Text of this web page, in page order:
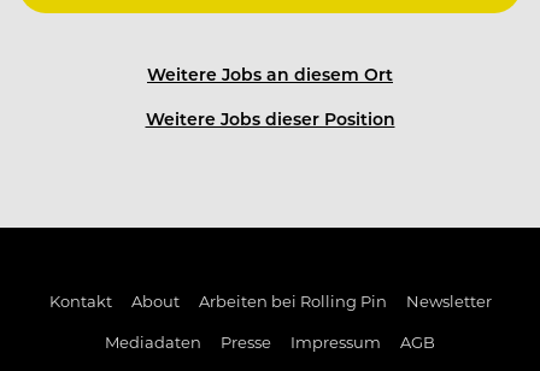
Weitere Jobs an diesem Ort
Weitere Jobs dieser Position
Kontakt About Arbeiten bei Rolling Pin
Newsletter
Mediadaten
Presse Impressum
AGB